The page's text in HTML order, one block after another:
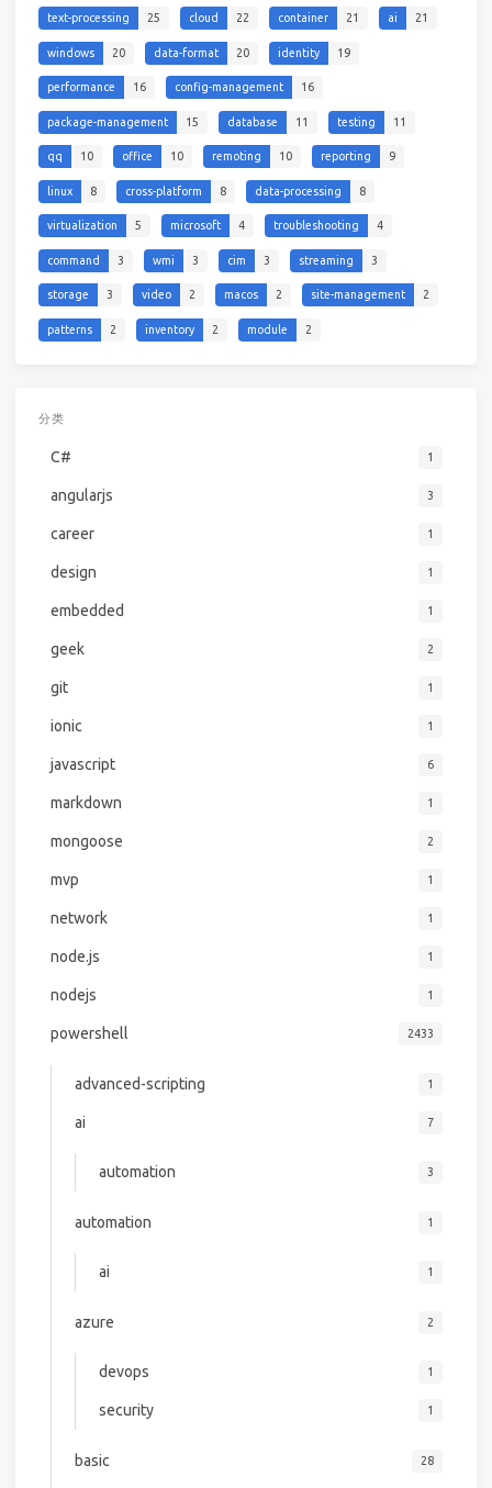
text-processing 25 cloud 22 container 21 ai 21
windows 20 data-format 20 identity 19
performance 16 config-management 16
package-management 15 database 11 testing 11
qq 10 office 10 remoting 10 reporting 9
linux 8 cross-platform 8 data-processing 8
virtualization 5 microsoft 4 troubleshooting 4
command 3 wmi 3 cim 3 streaming 3
storage 3 video 2 macos 2 site-management 2
patterns 2 inventory 2 module 2
分类
C# 1
angularjs 3
career 1
design 1
embedded 1
geek 2
git 1
ionic 1
javascript 6
markdown 1
mongoose 2
mvp 1
network 1
node.js 1
nodejs 1
powershell 2433
advanced-scripting 1
ai 7
automation 3
automation 1
ai 1
azure 2
devops 1
security 1
basic 28